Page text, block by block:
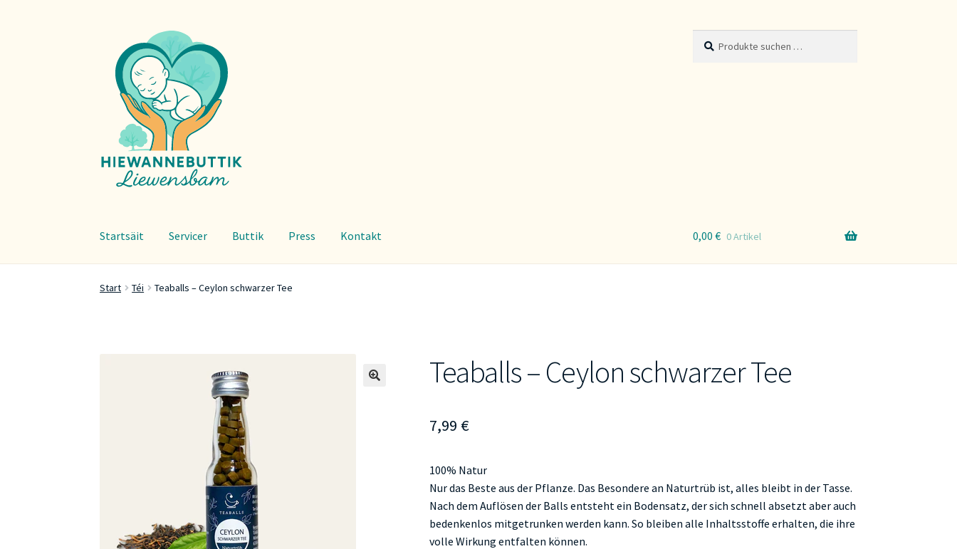
Navigation
springen
Inhalt
springen
nach:
Startsäit Servicer Buttik Press Kontakt 0,00 € 0 Artikel
Start Téi Teaballs – Ceylon schwarzer Tee
Teaballs – Ceylon schwarzer Tee
7,99 €
100% Natur
Nur das Beste aus der Pflanze. Das Besondere an Naturtrüb ist, alles bleibt in der Tasse.
Nach dem Auflösen der Balls entsteht ein Bodensatz, der sich schnell absetzt aber auch
bedenkenlos mitgetrunken werden kann. So bleiben alle Inhaltsstoffe erhalten, die ihre
volle Wirkung entfalten können.